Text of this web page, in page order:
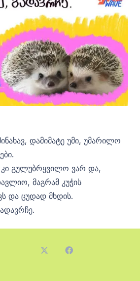
დამიმატე უმი, უმარილო
კი გულუბრყვილო ვარ და,
მაგრამ კუჭის
და ცუდად მხდის.